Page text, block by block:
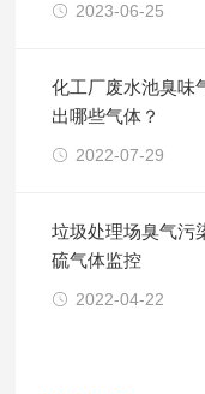
2023-06-25
化工厂废水池臭味
出哪些气体？
2022-07-29
垃圾处理场臭气污
硫气体监控
2022-04-22